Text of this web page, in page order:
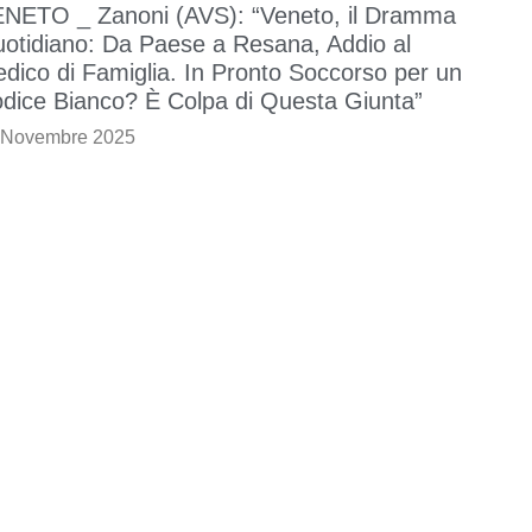
_ Zanoni (AVS): “Veneto, il Dramma
Da Paese a Resana, Addio al
di Famiglia. In Pronto Soccorso per un
Bianco? È Colpa di Questa Giunta”
2025